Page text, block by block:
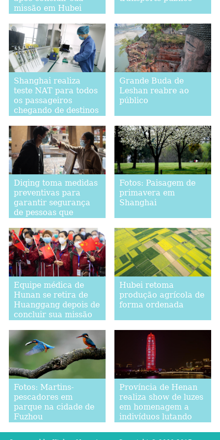
missão em Hubei
Shanghai realiza
teste NAT para todos
os passageiros
chegando de destinos
Grande Buda de
Leshan reabre ao
público
Diqing toma medidas
preventivas para
garantir segurança
de pessoas que
Fotos: Paisagem de
primavera em
Shanghai
Equipe médica de
Hunan se retira de
Huanggang depois de
concluir sua missão
Hubei retoma
produção agrícola de
forma ordenada
Fotos: Martins-
pescadores em
parque na cidade de
Fuzhou
Província de Henan
realiza show de luzes
em homenagem a
indivíduos lutando